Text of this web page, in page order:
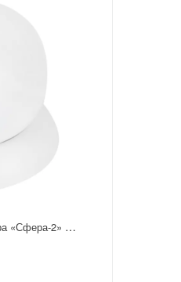
Фонарь-пушлайт LED Эра «Сфера-2» SB-802